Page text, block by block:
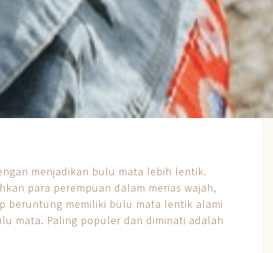
menjadikan bulu mata lebih lentik.
para perempuan dalam merias wajah,
beruntung memiliki bulu mata lentik alami
mata. Paling populer dan diminati adalah